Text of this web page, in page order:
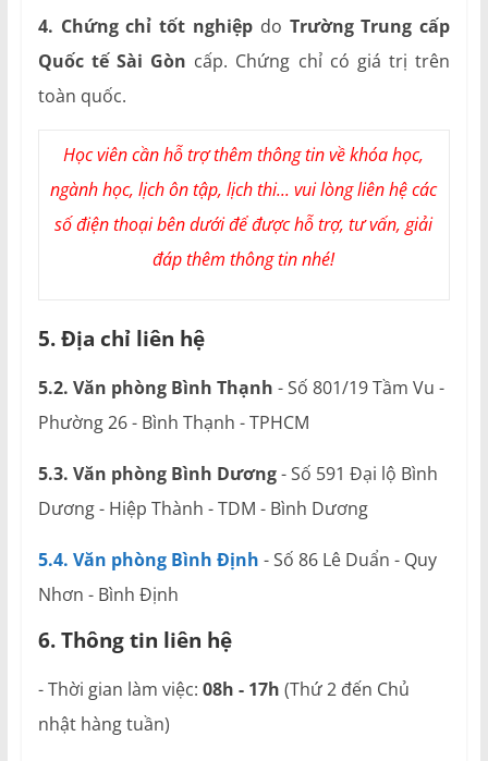
4. Chứng chỉ tốt nghiệpdo Trường Trung cấp
Quốc tế Sài Gòn cấp. Chứng chỉ có giá trị trên
toàn quốc.
Học viên cần hỗ trợ thêm thông tin về khóa học,
ngành học, lịch ôn tập, lịch thi... vui lòng liên hệ các
số điện thoại bên dưới để được hỗ trợ, tư vấn, giải
đáp thêm thông tin nhé!
5. Địa chỉ liên hệ
5.2. Văn phòng Bình Thạnh - Số 801/19 Tầm Vu -
Phường 26 - Bình Thạnh - TPHCM
5.3. Văn phòng Bình Dương- Số 591 Đại lộ Bình
Dương - Hiệp Thành - TDM - Bình Dương
5.4. Văn phòng Bình Định - Số 86 Lê Duẩn - Quy
Nhơn - Bình Định
6. Thông tin liên hệ
- Thời gian làm việc: 08h - 17h (Thứ 2 đến Chủ
nhật hàng tuần)